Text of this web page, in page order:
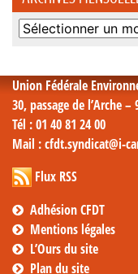
Archives
Union Fédérale
30, passage de l’Arche –
Tél : 01 40 81 24 00
Mail : cfdt.syndicat@i-
Flux RSS
Adhésion CFDT
Mentions légales
L’Ours du site
Plan du site